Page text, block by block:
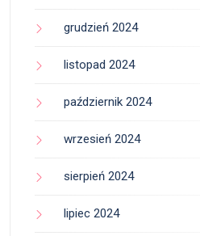
grudzień 2024
listopad 2024
październik 2024
wrzesień 2024
sierpień 2024
lipiec 2024